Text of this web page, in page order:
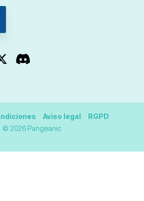
© 2026 Pangeanic
Aviso legal RGPD